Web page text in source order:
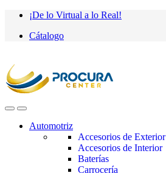
Saltar
navegación
saltar
contenido
¡De lo Virtual a lo Real!
Cátalogo
Automotriz
Accesorios de Exterior
Accesorios de Interior
Baterías
Carrocería